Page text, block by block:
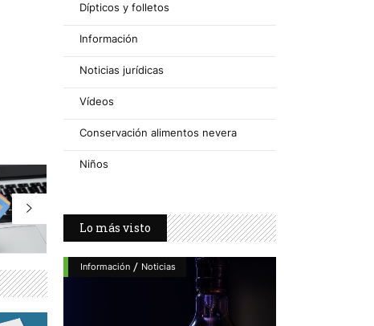
Dípticos y folletos
Información
Noticias jurídicas
Vídeos
Conservación alimentos nevera
Niños
Lo más visto
Información / Noticias